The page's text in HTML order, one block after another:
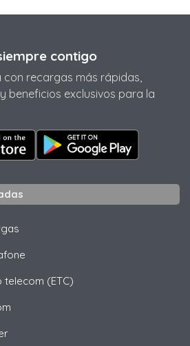
contigo
con recargas más rápidas,
beneficios exclusivos para la
telecom (ETC)